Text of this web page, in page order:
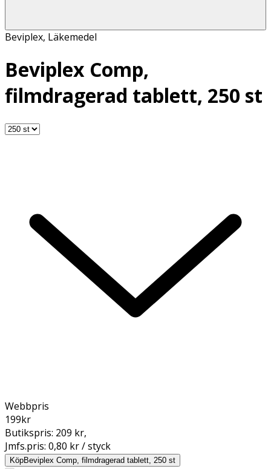
Beviplex, Läkemedel
Beviplex Comp,
filmdragerad tablett, 250 st
Webbpris
199kr
Butikspris: 209 kr,
Jmfs.pris: 0,80 kr / styck
KöpBeviplex Comp, filmdragerad tablett, 250 st